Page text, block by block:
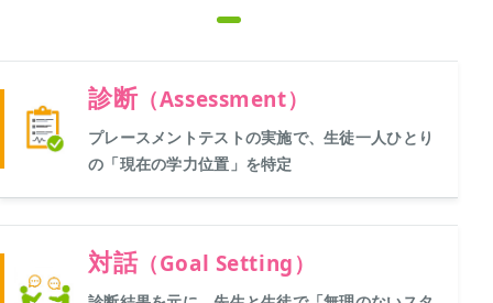
診断（Assessment）
プレースメントテストの実施で、生徒一人ひとり
の「現在の学力位置」を特定
対話（Goal Setting）